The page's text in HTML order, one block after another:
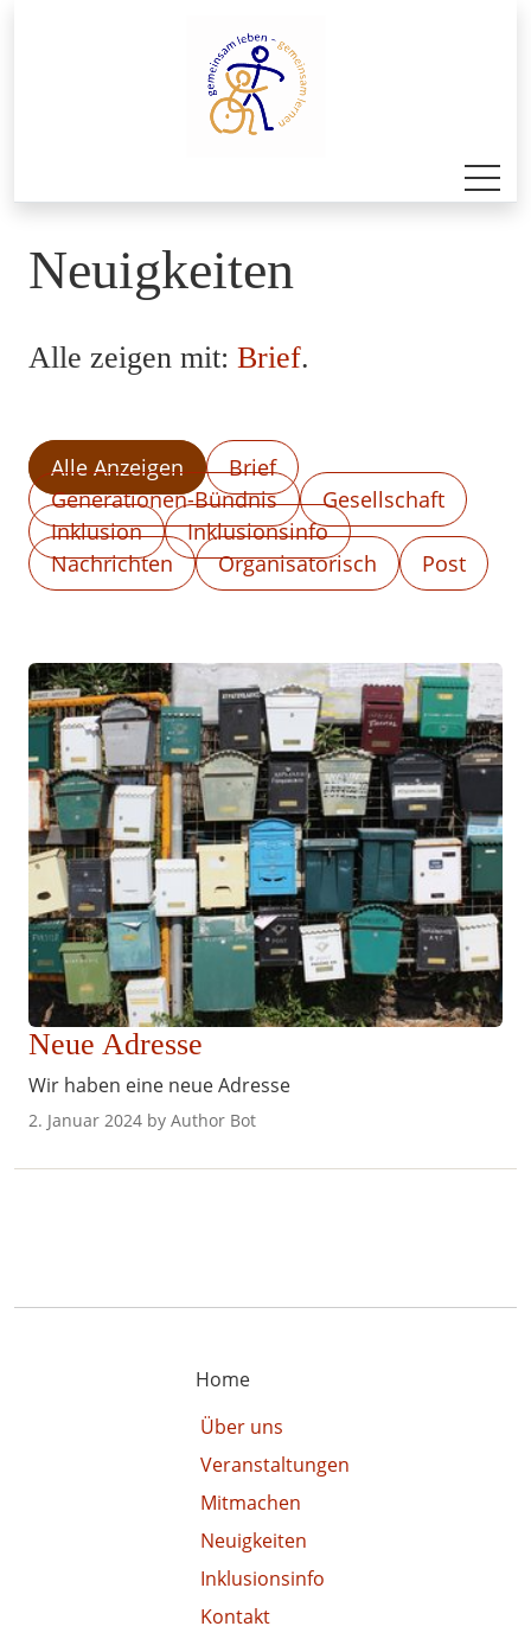
Neuigkeiten
Alle zeigen mit: Brief.
Alle Anzeigen
Brief
Generationen-Bündnis
Gesellschaft
Inklusion
Inklusionsinfo
Nachrichten
Organisatorisch Post
Neue Adresse
Wir haben eine neue Adresse
2. Januar 2024 by Author Bot
Home
Über uns
Veranstaltungen
Mitmachen
Neuigkeiten
Inklusionsinfo
Kontakt